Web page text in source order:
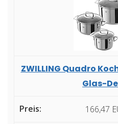
ZWILLING Quadro
Glas-
166,47